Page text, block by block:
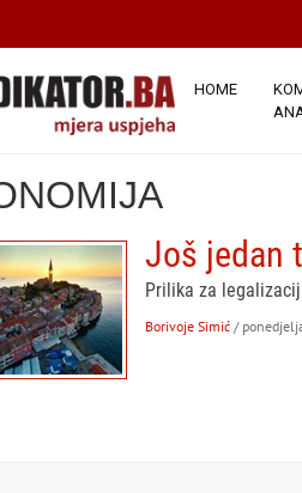
HOME
Još jedan
Prilika za
Borivoje Simić /